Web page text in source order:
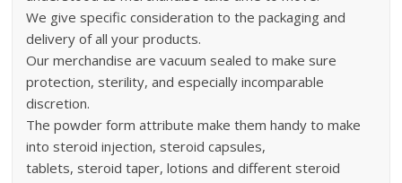
We give specific consideration to the packaging and
delivery of all your products.
Our merchandise are vacuum sealed to make sure
protection, sterility, and especially incomparable
discretion.
The powder form attribute make them handy to make
into steroid injection, steroid capsules,
tablets, steroid taper, lotions and different steroid